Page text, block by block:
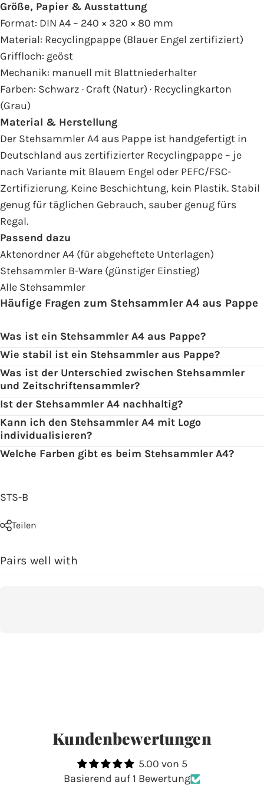
Größe, Papier & Ausstattung
Format: DIN A4 – 240 × 320 × 80 mm
Material: Recyclingpappe (Blauer Engel zertifiziert)
Griffloch: geöst
Mechanik: manuell mit Blattniederhalter
Farben: Schwarz · Craft (Natur) · Recyclingkarton
(Grau)
Material & Herstellung
Der Stehsammler A4 aus Pappe ist handgefertigt in
Deutschland aus zertifizierter Recyclingpappe – je
nach Variante mit Blauem Engel oder PEFC/FSC-
Zertifizierung. Keine Beschichtung, kein Plastik. Stabil
genug für täglichen Gebrauch, sauber genug fürs
Regal.
Passend dazu
Aktenordner A4 (für abgeheftete Unterlagen)
Stehsammler B-Ware (günstiger Einstieg)
Alle Stehsammler
Häufige Fragen zum Stehsammler A4 aus Pappe
Was ist ein Stehsammler A4 aus Pappe?
Wie stabil ist ein Stehsammler aus Pappe?
Was ist der Unterschied zwischen Stehsammler
und Zeitschriftensammler?
Ist der Stehsammler A4 nachhaltig?
Kann ich den Stehsammler A4 mit Logo
individualisieren?
Welche Farben gibt es beim Stehsammler A4?
STS-B
Teilen
Pairs well with
Kundenbewertungen
5.00 von 5
Basierend auf 1 Bewertung